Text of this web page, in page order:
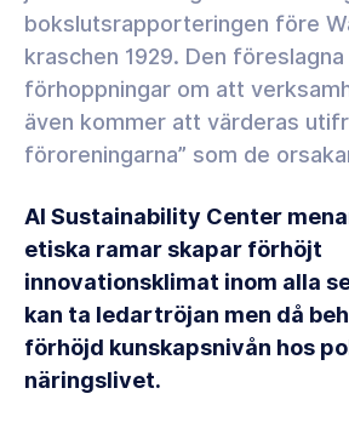
bokslutsrapporteringen före
kraschen 1929. Den
förhoppningar om att
även kommer att värderas
föroreningarna” som de
AI Sustainability Center
etiska ramar skapar förhöjt
innovationsklimat inom alla
kan ta ledartröjan men då
förhöjd kunskapsnivån hos
näringslivet.